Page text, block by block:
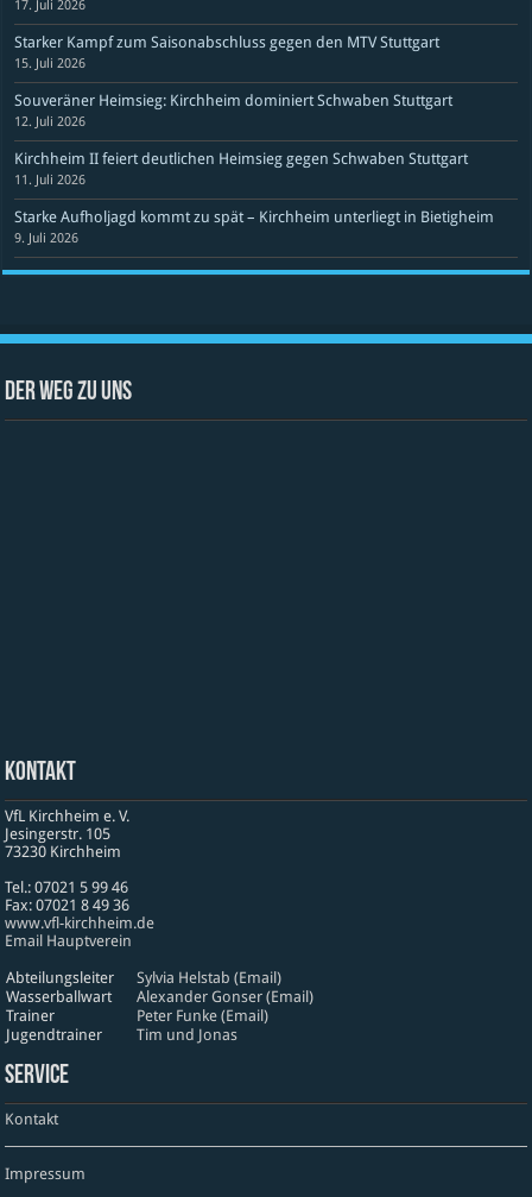
17. Juli 2026
Starker Kampf zum Saisonabschluss gegen den MTV Stuttgart
15. Juli 2026
Souveräner Heimsieg: Kirchheim dominiert Schwaben Stuttgart
12. Juli 2026
Kirchheim II feiert deutlichen Heimsieg gegen Schwaben Stuttgart
11. Juli 2026
Starke Aufholjagd kommt zu spät – Kirchheim unterliegt in Bietigheim
9. Juli 2026
Der Weg zu uns
Kontakt
VfL Kirchheim e. V.
Jesinger­str. 105
73230 Kirch­heim
Tel.: 07021 5 99 46
Fax: 07021 8 49 36
www​.vfl​-kirch​heim​.de
Email Hauptverein
Abteilungsleiter
Sylvia Helstab (Email)
Wasserballwart
Alexander Gonser (Email)
Trainer
Peter Funke (Email)
Jugendtrainer
Tim und Jonas
Service
Kontakt
Impressum